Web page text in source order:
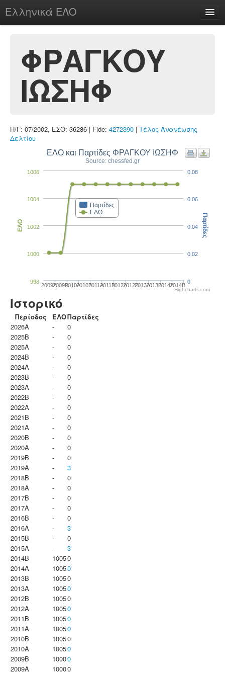
Ελληνικά ΕΛΟ
chesstu.be @ discord
Login
ΦΡΑΓΚΟΥ
ΙΩΣΗΦ
Η/Γ: 07/2002, ΕΣΟ: 36286 | Fide: 4272390 | Τέλος Ανανέωσης
Δελτίου
ΕΛΟ και Παρτίδες ΦΡΑΓΚΟΥ ΙΩΣΗΦ
Source: chessfed.gr
Παρτίδες
ΕΛΟ
2009A2009B2010A2010B2011A2011B2012A2012B2013A2013B2014A2014B
1000
1002
1004
1006
998
ΕΛΟ
0
0.02
0.04
0.06
0.08
Παρτίδες
Highcharts.com
Ιστορικό
Περίοδος ΕΛΟΠαρτίδες
2026A
-
0
2025B
-
0
2025A
-
0
2024B
-
0
2024A
-
0
2023B
-
0
2023Α
-
0
2022B
-
0
2022A
-
0
2021B
-
0
2021A
-
0
2020B
-
0
2020A
-
0
2019B
-
0
2019A
-
3
2018B
-
0
2018A
-
0
2017B
-
0
2017A
-
0
2016B
-
0
2016A
-
3
2015B
-
0
2015A
-
3
2014B
10050
2014A
10050
2013B
10050
2013A
10050
2012B
10050
2012A
10050
2011B
10050
2011A
10050
2010B
10050
2010A
10050
2009B
10000
2009A
10000